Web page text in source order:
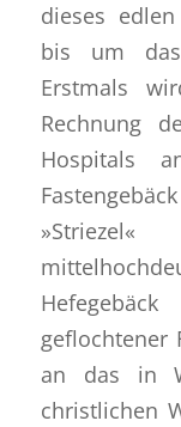
dieses
bis um das
Erstmals
Rechnung
Hospitals
geflochtener
an das in
christlichen